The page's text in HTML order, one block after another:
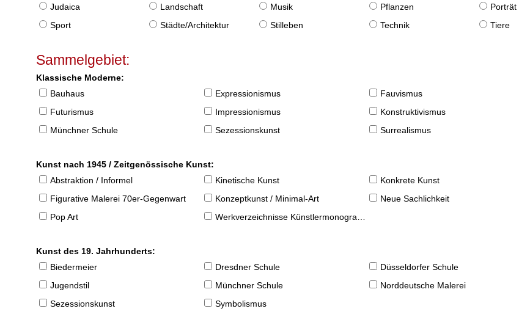
Judaica
Landschaft Musik Pflanzen Porträt
Sport
Städte/Architektur Stilleben Technik Tiere
Sammelgebiet:
Klassische Moderne:
Bauhaus
Expressionismus Fauvismus
Futurismus
Impressionismus Konstruktivismus
Münchner Schule
Sezessionskunst Surrealismus
Kunst nach 1945 / Zeitgenössische Kunst:
Abstraktion / Informel
Kinetische Kunst Konkrete Kunst
Figurative Malerei 70er-Gegenwart
Konzeptkunst / Minimal-Art Neue Sachlichkeit
Pop Art
Werkverzeichnisse Künstlermonographien
Kunst des 19. Jahrhunderts:
Biedermeier
Dresdner Schule Düsseldorfer Schule
Jugendstil
Münchner Schule Norddeutsche Malerei
Sezessionskunst
Symbolismus